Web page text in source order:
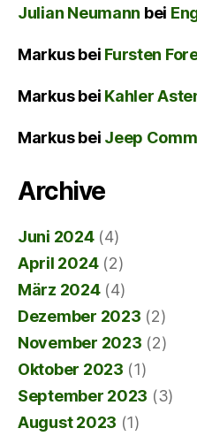
Julian Neumann bei
Markusbei Fursten
Markusbei Kahler
Markusbei Jeep
Archive
Juni 2024(4)
April 2024(2)
März 2024(4)
Dezember 2023 (2)
November 2023 (2)
Oktober 2023 (1)
September 2023 (3)
August 2023 (1)